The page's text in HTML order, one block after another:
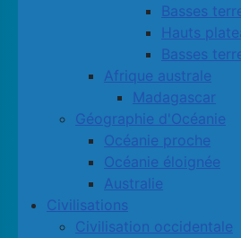
Basses
Hauts
Basses
Afrique australe
Madagascar
Géographie d'Océanie
Océanie proche
Océanie éloignée
Australie
Civilisations
Civilisation occidentale